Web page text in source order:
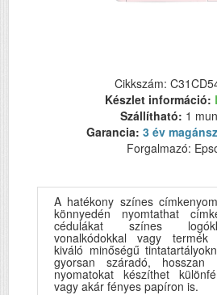
Cikkszám:
Készlet információ:
Szállítható: 1
Garancia: 3 év
Forgalmazó:
A hatékony színes
könnyedén nyomtathat
cédulákat színes
vonalkódokkal vagy termék
kiváló minőségű
gyorsan száradó,
nyomatokat készíthet
vagy akár fényes papíron is.